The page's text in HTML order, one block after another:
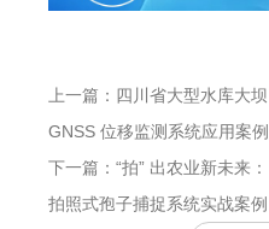
上一篇：四川省大型水库大坝
GNSS 位移监测系统应用案例
下一篇：“拍” 出农业新未来：
拍照式孢子捕捉系统实战案例